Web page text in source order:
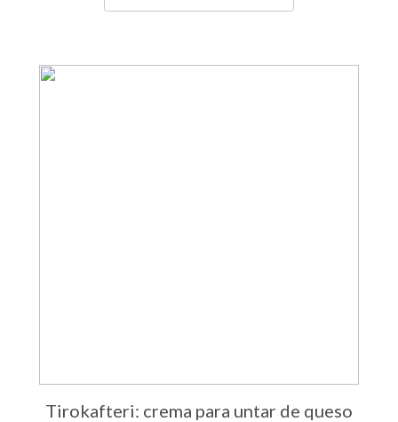
Tirokafteri: crema para untar de queso